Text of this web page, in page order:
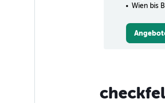
Wien bis